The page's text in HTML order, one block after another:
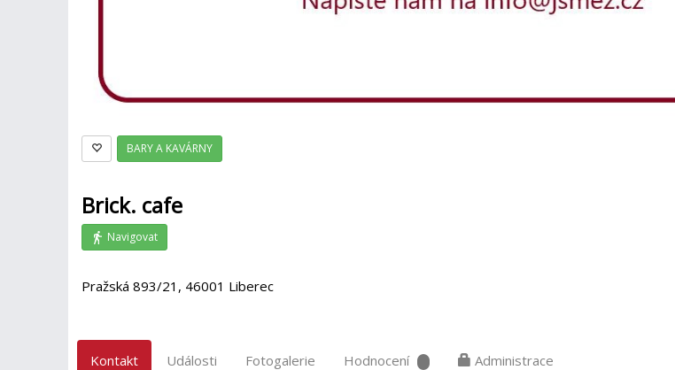
BARY A KAVÁRNY
Brick. cafe
Navigovat
Pražská 893/21, 46001 Liberec
Kontakt Události Fotogalerie Hodnocení Administrace